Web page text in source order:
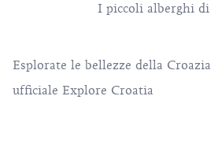
I piccoli alberghi di
Esplorate le bellezze della
ufficiale Explore Croatia